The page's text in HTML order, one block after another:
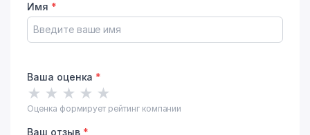
Имя *
Ваша оценка *
★ ★ ★ ★ ★
Оценка формирует рейтинг компании
Ваш отзыв *